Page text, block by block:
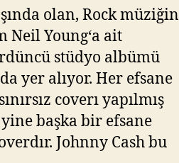
ıl
m
a
z
Gold
(Efsane
Coverlar
#21)
olan, Rock müziğin
Neil Young‘a ait
stüdyo albümü
yer alıyor. Her efsane
coverı yapılmış
başka bir efsane
Johnny Cash bu